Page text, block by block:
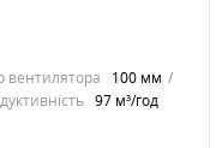
вентилятора
100 мм
97 м³/год